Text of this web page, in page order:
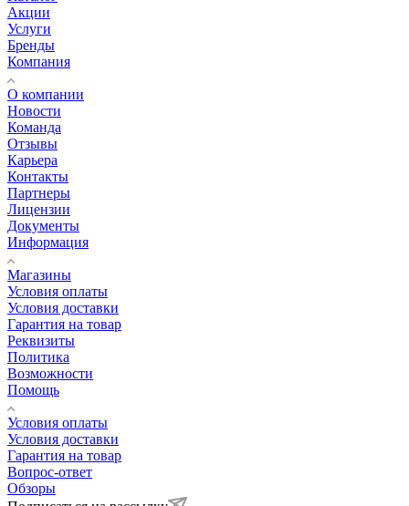
Акции
Услуги
Бренды
Компания
О компании
Новости
Команда
Отзывы
Карьера
Контакты
Партнеры
Лицензии
Документы
Информация
Магазины
Условия оплаты
Условия доставки
Гарантия на товар
Реквизиты
Политика
Возможности
Помощь
Условия оплаты
Условия доставки
Гарантия на товар
Вопрос-ответ
Обзоры